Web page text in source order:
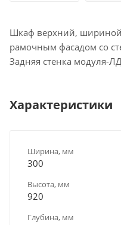
Шкаф верхний,
рамочным фасадом со
Задняя стенка модуля-
Характеристики
Ширина, мм
300
Высота, мм
920
Глубина, мм